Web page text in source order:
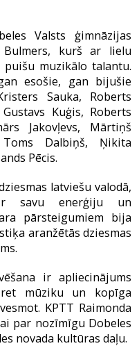
Valsts ģimnāzijas
Bulmers, kurš ar lielu
muzikālo talantu.
esošie, gan bijušie
Sauka, Roberts
Kuģis, Roberts
Jakovļevs, Mārtiņš
Dalbiņš, Ņikita
Pēcis.
latviešu valodā,
savu enerģiju un
pārsteigumiem bija
aranžētās dziesmas
ir apliecinājums
mūziku un kopīga
KPTT Raimonda
par nozīmīgu Dobeles
novada kultūras daļu.